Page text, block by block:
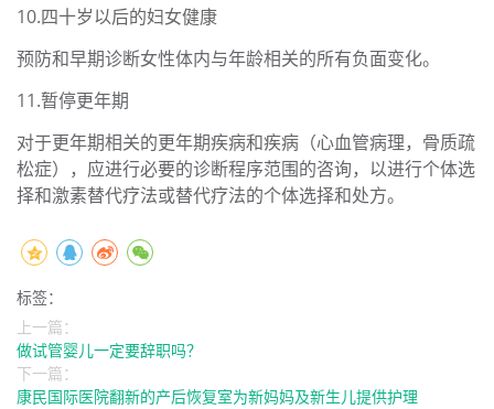
10.四十岁以后的妇女健康
预防和早期诊断女性体内与年龄相关的所有负面变化。
11.暂停更年期
对于更年期相关的更年期疾病和疾病（心血管病理，骨质疏
松症），应进行必要的诊断程序范围的咨询，以进行个体选
择和激素替代疗法或替代疗法的个体选择和处方。
标签：
上一篇：
做试管婴儿一定要辞职吗？
下一篇：
康民国际医院翻新的产后恢复室为新妈妈及新生儿提供护理